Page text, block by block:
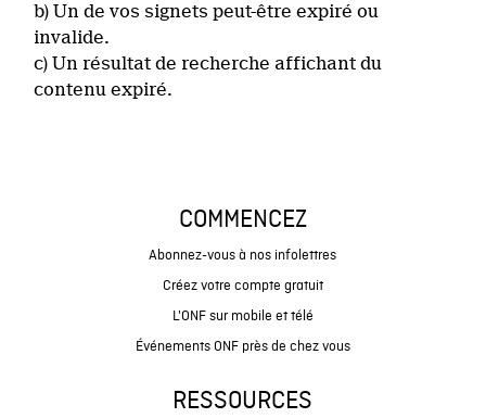
b) Un de vos signets peut-être expiré ou
invalide.
c) Un résultat de recherche affichant du
contenu expiré.
COMMENCEZ
Abonnez-vous à nos infolettres
Créez votre compte gratuit
L'ONF sur mobile et télé
Événements ONF près de chez vous
RESSOURCES